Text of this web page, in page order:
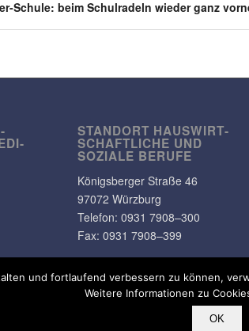
Schule: beim Schul­ra­deln wieder ganz
STANDORT HAUS­WIRT­
SCHAFT­LICHE UND
SOZIALE BERUFE
Königs­berger Straße 46
97072 Würzburg
Telefon: 0931 7908–300
Fax: 0931 7908–399
und fortlaufend verbessern zu können,
Weitere Informationen zu
OK